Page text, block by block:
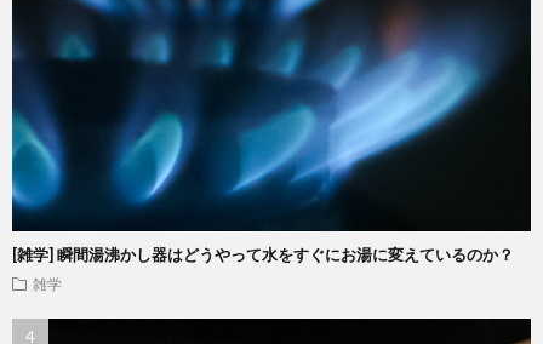
[雑学] 瞬間湯沸かし器はどうやって水をすぐにお湯に変えているのか？
雑学